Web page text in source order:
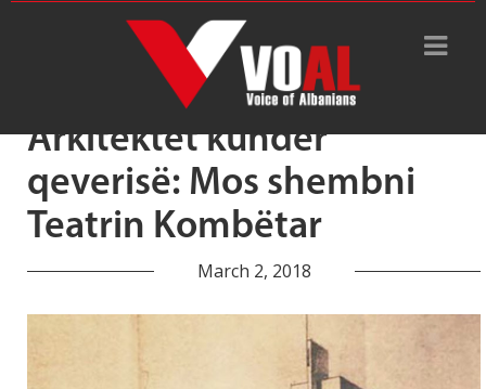
Tag Archive: transparencë
Arkitektët kundër
qeverisë: Mos shembni
Teatrin Kombëtar
March 2, 2018